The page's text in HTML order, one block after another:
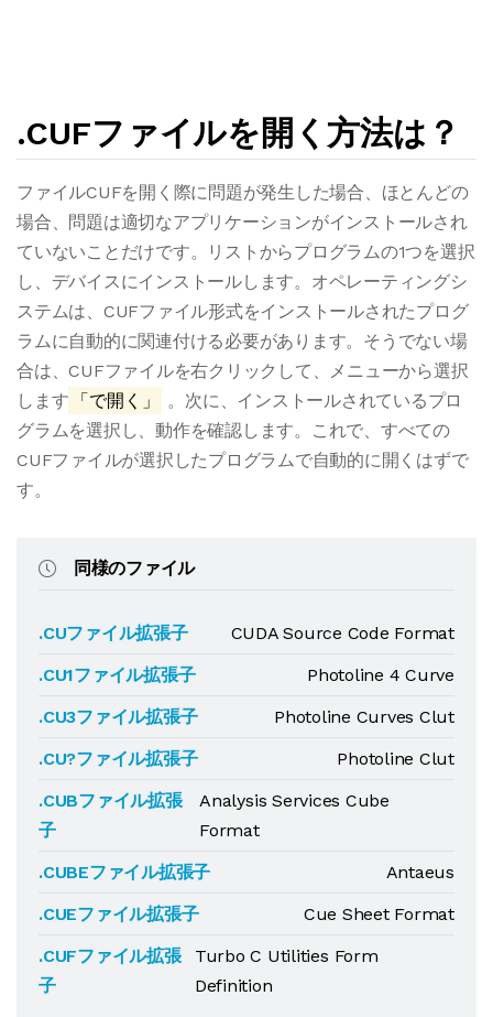
.CUFファイルを開く方法は？
ファイルCUFを開く際に問題が発生した場合、ほとんどの
場合、問題は適切なアプリケーションがインストールされ
ていないことだけです。リストからプログラムの1つを選択
し、デバイスにインストールします。オペレーティングシ
ステムは、CUFファイル形式をインストールされたプログ
ラムに自動的に関連付ける必要があります。そうでない場
合は、CUFファイルを右クリックして、メニューから選択
します
「で開く」
。次に、インストールされているプロ
グラムを選択し、動作を確認します。これで、すべての
CUFファイルが選択したプログラムで自動的に開くはずで
す。
同様のファイル
.CUファイル拡張子
CUDA Source Code Format
.CU1ファイル拡張子
Photoline 4 Curve
.CU3ファイル拡張子
Photoline Curves Clut
.CU?ファイル拡張子
Photoline Clut
.CUBファイル拡張
子
Analysis Services Cube
Format
.CUBEファイル拡張子
Antaeus
.CUEファイル拡張子
Cue Sheet Format
.CUFファイル拡張
子
Turbo C Utilities Form
Definition